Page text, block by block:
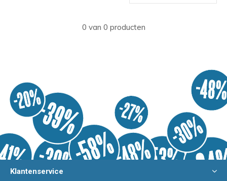
0 van 0 producten
Klantenservice